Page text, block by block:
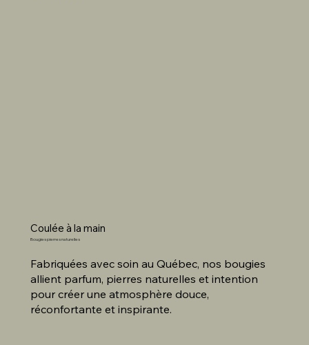
Coulée à la main
Bougies pierres naturelles
Fabriquées avec soin au Québec, nos bougies
allient parfum, pierres naturelles et intention
pour créer une atmosphère douce,
réconfortante et inspirante.